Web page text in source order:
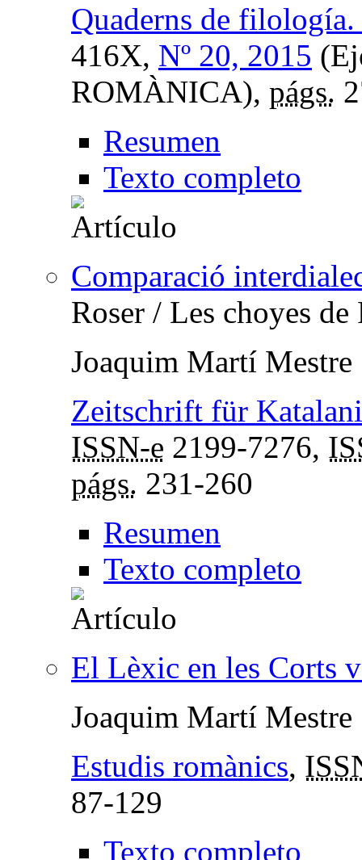
Quaderns de
416X, Nº 20, 2015
ROMÀNICA), págs.
Resumen
Texto completo
Comparació
Roser / Les choyes de
Joaquim Martí Mestre
Zeitschrift für
ISSN-e 2199-7276,
págs. 231-260
Resumen
Texto completo
El Lèxic en les Corts
Joaquim Martí Mestre
Estudis romànics,
87-129
Texto completo